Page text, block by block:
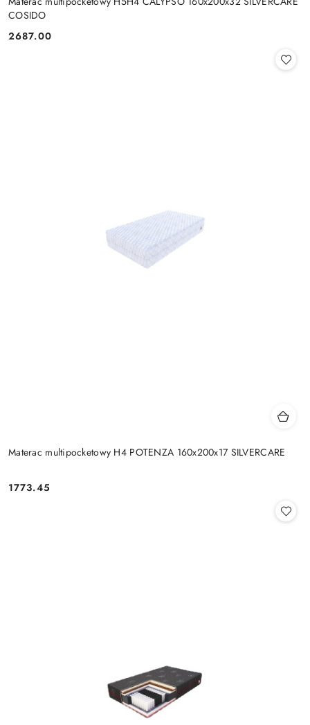
COSIDO
Cena:
2687.00
Materac multipocketowy H4 POTENZA 160x200x17 SILVERCARE
Cena:
1773.45